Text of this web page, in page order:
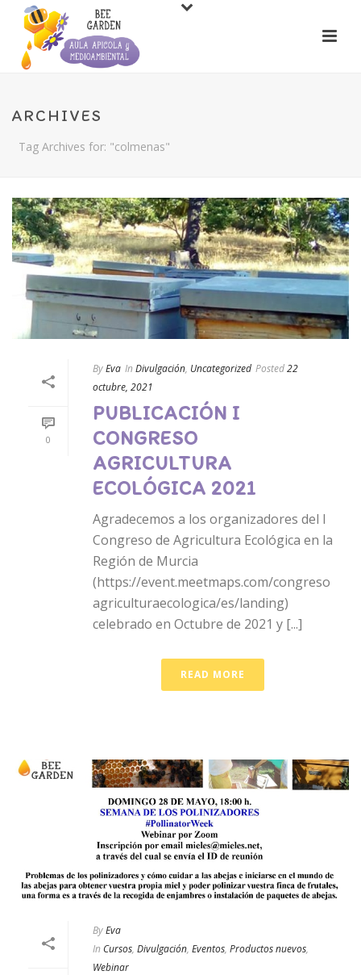
ARCHIVES
Tag Archives for: "colmenas"
0
ByEva In Divulgación, Uncategorized Posted22
octubre, 2021
PUBLICACIÓN I
CONGRESO
AGRICULTURA
ECOLÓGICA 2021
Agradecemos a los organizadores del I
Congreso de Agricultura Ecológica en la
Región de Murcia
(https://event.meetmaps.com/congreso
agriculturaecologica/es/landing)
celebrado en Octubre de 2021 y [...]
READ MORE
ByEva
In Cursos, Divulgación, Eventos, Productos nuevos,
Webinar